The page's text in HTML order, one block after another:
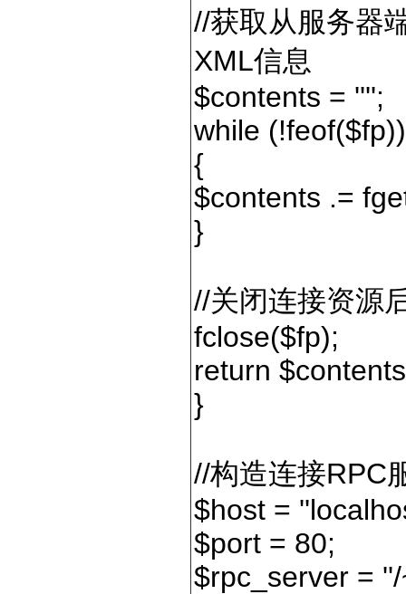
//获取从服务器
XML信息
$contents = '''';
while (!feof($fp))
{
$contents .=
}
//关闭连接资源
fclose($fp);
return
}
//构造连接RPC
$host =
$port = 80;
$rpc_server =